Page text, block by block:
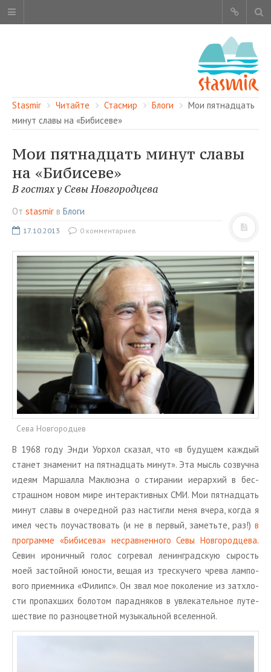
АВТОРЫ
ЧИТАЙТЕ
СМОТРИТЕ
НАШИ УСЛУГИ
ТУРЫ В ИСЛАНДИЮ
ЗАКАЖИТЕ ТУР
Войти
Лента записей
Лента комментариев
WordPress.org
Stasmir Читайте Стасмир Блоги
Мои пятнадцать
минут славы на «Бибисеве»
Мои пятнадцать минут славы
на «Бибисеве»
В гостях у Севы Новгородцева
От stasmir в Блоги
17.10.2013 0 комментариев
Сева Новгородцев
В 1968 году Энди Уо­р­хол ска­зал, что «в бу­ду­щем каж­дый
ста­нет зна­ме­нит на пят­на­дцать минут». Эта мысль со­звуч­на
идеям Мар­шал­ла Ма­клю­эна о сти­ра­нии иерар­хий в бес­
страш­ном новом мире ин­тер­ак­тив­ных СМИ. Мои пят­на­дцать
минут славы в оче­ред­ной раз на­стиг­ли меня вчера, когда я
имел честь по­участ­во­вать (и не в пер­вый, за­меть­те, раз!) в
про­грам­ме «Биби­се­ва» несрав­нен­но­го Севы Нов­го­род­це­ва.
Севин иро­нич­ный голос со­гре­вал ле­нин­град­скую сы­рость
моей за­стой­ной юно­сти, вещая из трес­ку­че­го чрева лам­по­
во­го при­ем­ни­ка «Фи­липс». Он звал мое по­ко­ле­ние из затх­ло­
сти про­пах­ших бо­ло­том па­рад­ня­ков в увле­ка­тель­ное пу­те­
ше­ствие по раз­но­цвет­ной му­зы­каль­ной все­лен­ной.